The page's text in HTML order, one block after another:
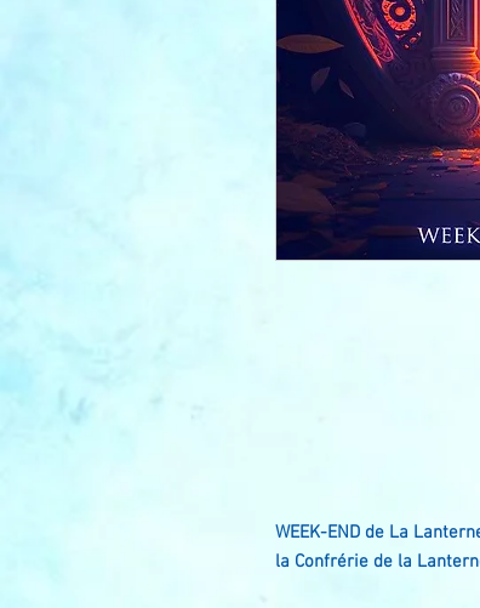
WEEK-END de La
la Confrérie de la